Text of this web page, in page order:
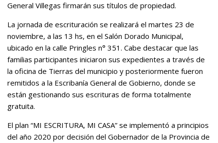
General Villegas firmarán sus títulos de propiedad.
La jornada de escrituración se realizará el martes 23 de
noviembre, a las 13 hs, en el Salón Dorado Municipal,
ubicado en la calle Pringles n° 351. Cabe destacar que las
familias participantes iniciaron sus expedientes a través de
la oficina de Tierras del municipio y posteriormente fueron
remitidos a la Escribanía General de Gobierno, donde se
están gestionando sus escrituras de forma totalmente
gratuita.
El plan “MI ESCRITURA, MI CASA” se implementó a principios
del año 2020 por decisión del Gobernador de la Provincia de